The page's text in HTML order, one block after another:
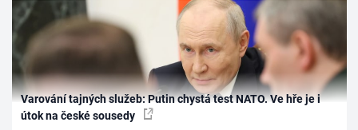
Varování tajných služeb: Putin chystá test NATO. Ve hře je i
útok na české sousedy